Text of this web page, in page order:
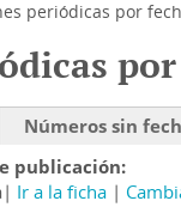
periódicas por
Números sin
publicación
Ir a la ficha